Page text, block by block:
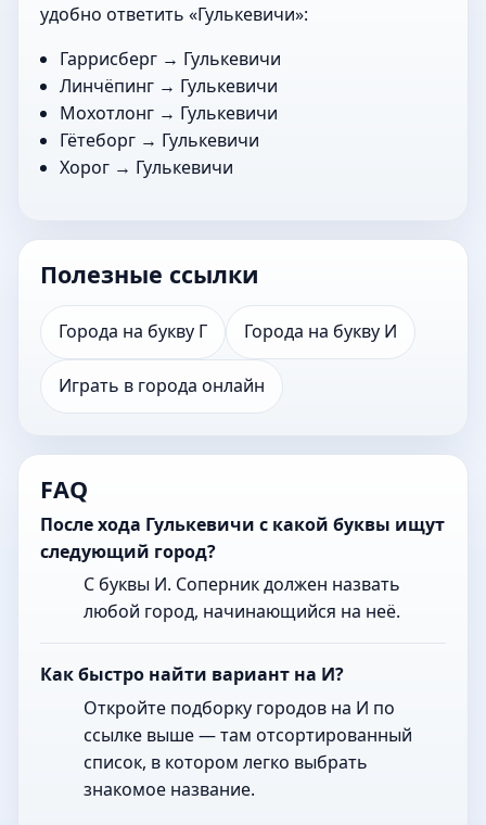
удобно ответить «Гулькевичи»:
Гаррисберг → Гулькевичи
Линчёпинг → Гулькевичи
Мохотлонг → Гулькевичи
Гётеборг → Гулькевичи
Хорог → Гулькевичи
Полезные ссылки
Города на букву Г Города на букву И
Играть в города онлайн
FAQ
После хода Гулькевичи с какой буквы ищут
следующий город?
С буквы И. Соперник должен назвать
любой город, начинающийся на неё.
Как быстро найти вариант на И?
Откройте подборку городов на И по
ссылке выше — там отсортированный
список, в котором легко выбрать
знакомое название.